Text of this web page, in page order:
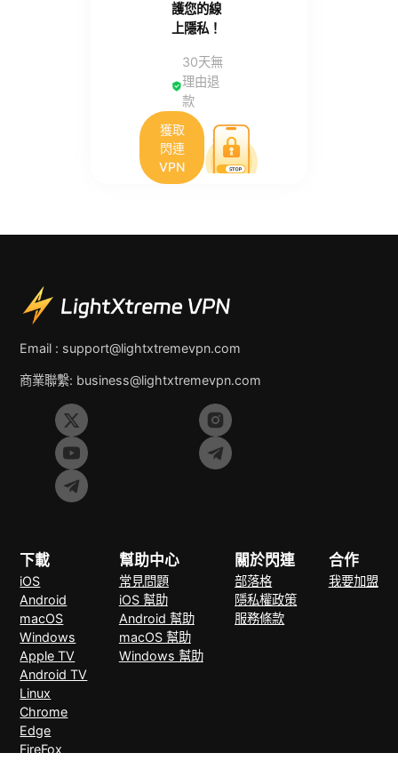
護您的線
上隱私！
30天無
理由退
款
獲取
閃連
VPN
Email : support@lightxtremevpn.com
商業聯繫: business@lightxtremevpn.com
下載
iOS
Android
macOS
Windows
Apple TV
Android TV
Linux
Chrome
Edge
FireFox
幫助中心
常見問題
iOS 幫助
Android 幫助
macOS 幫助
Windows 幫助
關於閃連
部落格
隱私權政策
服務條款
合作
我要加盟